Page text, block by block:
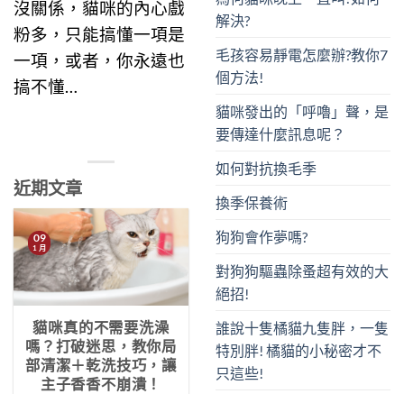
沒關係，貓咪的內心戲
粉多，只能搞懂一項是
一項，或者，你永遠也
搞不懂…
近期文章
貓咪真的不需要洗澡
嗎？打破迷思，教你局
部清潔＋乾洗技巧，讓
主子香香不崩潰！
09
1 月
解決?
毛孩容易靜電怎麼辦?教你7
個方法!
貓咪發出的「呼嚕」聲，是
要傳達什麼訊息呢？
如何對抗換毛季
換季保養術
狗狗會作夢嗎?
對狗狗驅蟲除蚤超有效的大
絕招!
誰說十隻橘貓九隻胖，一隻
特別胖! 橘貓的小秘密才不
只這些!